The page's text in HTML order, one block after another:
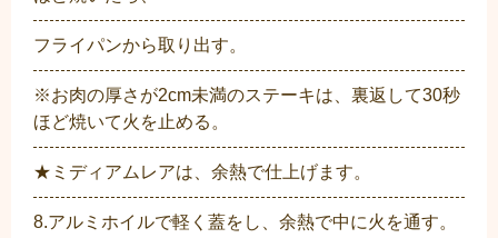
フライパンから取り出す。
※お肉の厚さが2cm未満のステーキは、裏返して30秒
ほど焼いて火を止める。
★ミディアムレアは、余熱で仕上げます。
8.アルミホイルで軽く蓋をし、余熱で中に火を通す。